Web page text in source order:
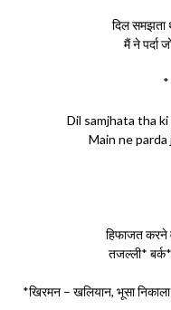
दिल समझता
मैं ने पर्दा
*
Dil samjhata tha
Main ne
हिफाजत करने
तजल्ली*
*खिरमन – खलियान, भूसा